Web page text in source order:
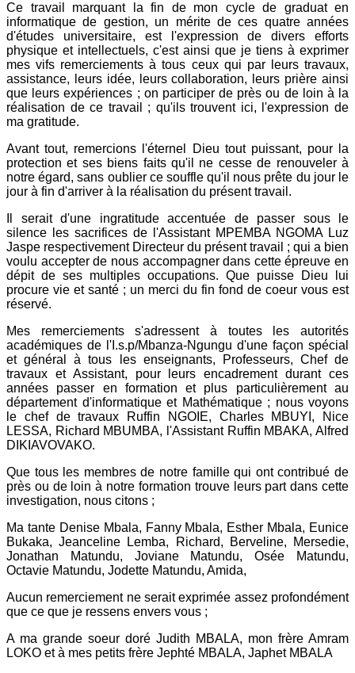
Ce travail marquant la fin de mon cycle de graduat en
informatique de gestion, un mérite de ces quatre années
d'études universitaire, est l'expression de divers efforts
physique et intellectuels, c'est ainsi que je tiens à exprimer
mes vifs remerciements à tous ceux qui par leurs travaux,
assistance, leurs idée, leurs collaboration, leurs prière ainsi
que leurs expériences ; on participer de près ou de loin à la
réalisation de ce travail ; qu'ils trouvent ici, l'expression de
ma gratitude.
Avant tout, remercions l'éternel Dieu tout puissant, pour la
protection et ses biens faits qu'il ne cesse de renouveler à
notre égard, sans oublier ce souffle qu'il nous prête du jour le
jour à fin d'arriver à la réalisation du présent travail.
Il serait d'une ingratitude accentuée de passer sous le
silence les sacrifices de l'Assistant MPEMBA NGOMA Luz
Jaspe respectivement Directeur du présent travail ; qui a bien
voulu accepter de nous accompagner dans cette épreuve en
dépit de ses multiples occupations. Que puisse Dieu lui
procure vie et santé ; un merci du fin fond de coeur vous est
réservé.
Mes remerciements s'adressent à toutes les autorités
académiques de l'I.s.p/Mbanza-Ngungu d'une façon spécial
et général à tous les enseignants, Professeurs, Chef de
travaux et Assistant, pour leurs encadrement durant ces
années passer en formation et plus particulièrement au
département d'informatique et Mathématique ; nous voyons
le chef de travaux Ruffin NGOIE, Charles MBUYI, Nice
LESSA, Richard MBUMBA, l'Assistant Ruffin MBAKA, Alfred
DIKIAVOVAKO.
Que tous les membres de notre famille qui ont contribué de
près ou de loin à notre formation trouve leurs part dans cette
investigation, nous citons ;
Ma tante Denise Mbala, Fanny Mbala, Esther Mbala, Eunice
Bukaka, Jeanceline Lemba, Richard, Berveline, Mersedie,
Jonathan Matundu, Joviane Matundu, Osée Matundu,
Octavie Matundu, Jodette Matundu, Amida,
Aucun remerciement ne serait exprimée assez profondément
que ce que je ressens envers vous ;
A ma grande soeur doré Judith MBALA, mon frère Amram
LOKO et à mes petits frère Jephté MBALA, Japhet MBALA